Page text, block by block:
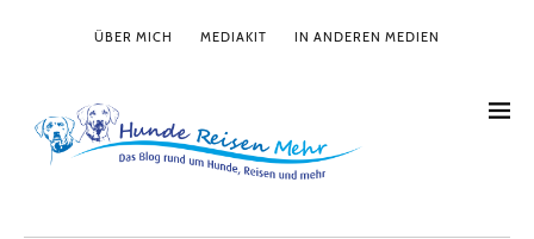
ÜBER MICH MEDIAKIT IN ANDEREN MEDIEN